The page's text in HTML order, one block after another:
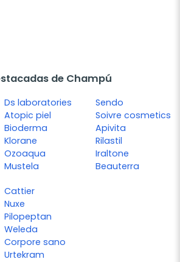
de Champú
Ds laboratories
Atopic piel
Bioderma
Klorane
Ozoaqua
Mustela
Sendo
Soivre cosmetics
Apivita
Rilastil
Iraltone
Beauterra
Cattier
Nuxe
Pilopeptan
Weleda
Corpore sano
Urtekram